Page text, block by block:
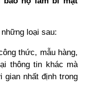
loại sau:
thức, mẫu hàng,
thông tin khác mà
nhất định trong